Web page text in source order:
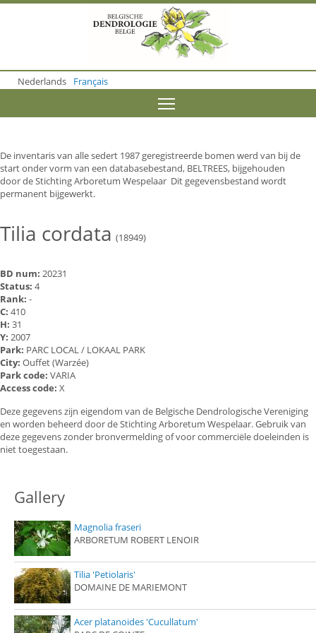
o
m
o
n
t
e
n
Nederlands Français
De inventaris van alle sedert 1987 geregistreerde bomen werd van bij de
start onder vorm van een databasebestand, BELTREES, bijgehouden
door de Stichting Arboretum Wespelaar Dit gegevensbestand wordt
permanent bijgewerkt.
Tilia cordata (18949)
BD num: 20231
Status: 4
Rank: -
C: 410
H: 31
Y: 2007
Park: PARC LOCAL / LOKAAL PARK
City: Ouffet (Warzée)
Park code: VARIA
Access code: X
Deze gegevens zijn eigendom van de Belgische Dendrologische Vereniging
en worden beheerd door de Stichting Arboretum Wespelaar. Gebruik van
deze gegevens zonder bronvermelding of voor commerciële doeleinden is
niet toegestaan.
Gallery
Magnolia fraseri
ARBORETUM ROBERT LENOIR
Tilia 'Petiolaris'
DOMAINE DE MARIEMONT
Acer platanoides 'Cucullatum'